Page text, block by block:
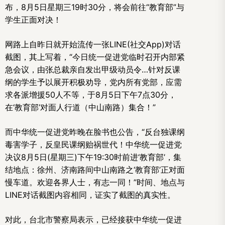
布，8月5日星期三19时30分，将会前往“教育部”与
学生正面对决！
网路上自昨日就开始流传一张LINE(社交App)对话
截图，其上写着，“今日统一促进党临时召开内部紧
急会议，由张总裁亲自发出甲级动员令…针对反课
纲的学生予以展开积极劝导，党内所有党部，应需
求各派增援50人不等，于8月5日下午7点30分，
在‘教育部’对面人行道（中山南路）集合！”
而中华统一促进党昨晚在脸书也公告，“反台独课纲
毒害学子，反皇民课纲贻祸世代！中华统一促进党
决议8月5日(星期三)下午19:30时前进‘教育部’，集
结地点：徐州、济南路间中山南路之‘教育部’正对面
慢车道。欢迎各界人士，有志一同！”时间、地点与
LINE对话截图内容相同，证实了截图的真实性。
对此，台北市警察局表示，已经接获中华统一促进